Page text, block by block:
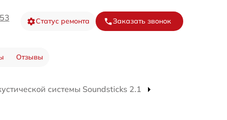
Статус ремонта Заказать звонок
Отзывы
системы Soundsticks 2.1